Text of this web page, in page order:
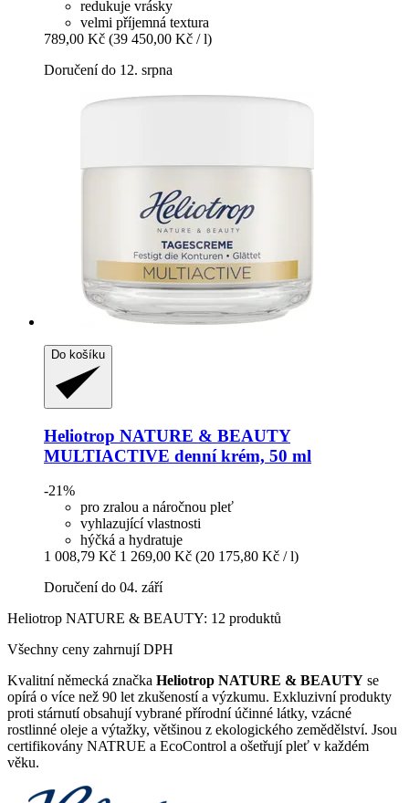
redukuje vrásky
velmi příjemná textura
789,00 Kč (39 450,00 Kč / l)
Doručení do 12. srpna
Do košíku
Heliotrop NATURE & BEAUTY
MULTIACTIVE denní krém, 50 ml
-21%
pro zralou a náročnou pleť
vyhlazující vlastnosti
hýčká a hydratuje
1 008,79 Kč 1 269,00 Kč (20 175,80 Kč / l)
Doručení do 04. září
Heliotrop NATURE & BEAUTY: 12 produktů
Všechny ceny zahrnují DPH
Kvalitní německá značka Heliotrop NATURE & BEAUTY se
opírá o více než 90 let zkušeností a výzkumu. Exkluzivní produkty
proti stárnutí obsahují vybrané přírodní účinné látky, vzácné
rostlinné oleje a výtažky, většinou z ekologického zemědělství. Jsou
certifikovány NATRUE a EcoControl a ošetřují pleť v každém
věku.